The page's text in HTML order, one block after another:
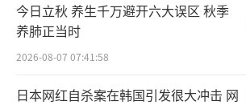
今日立秋 养生千万避开六大误区 秋季
养肺正当时
2026-08-07 07:41:58
日本网红自杀案在韩国引发很大冲击 网